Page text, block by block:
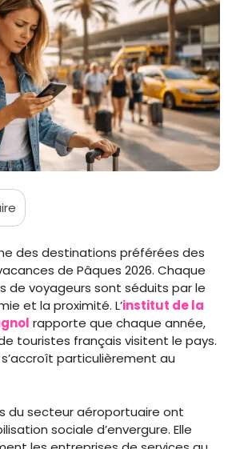
des destinations préférées des
de Pâques 2026. Chaque
de voyageurs sont séduits par le
et la proximité. L’institut de la
rapporte que chaque année,
touristes français visitent le pays.
particulièrement au
du secteur aéroportuaire ont
sociale d’envergure. Elle